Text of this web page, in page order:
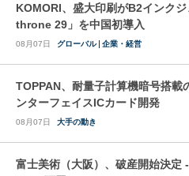
KOMORI、盛大印刷がB2インク
throne 29」を中国初導入
08月07日 グローバル 企業・経営
TOPPAN、耐量子計算機暗号搭載
ンターフェイスICカード開発
08月07日 大手の動き
富士美術（大阪）、破産開始決定